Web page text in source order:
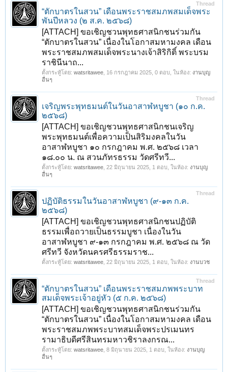
Thread
“ตักบาตรในสวน” เดือนพระราชสมภพสมเด็จพระ
พันปีหลวง (๒ ส.ค. ๒๕๖๘)
[ATTACH] ขอเชิญชวนพุทธศาสนิกชนร่วมกัน
“ตักบาตรในสวน” เนื่องในโอกาสมหามงคล เดือน
พระราชสมภพสมเด็จพระนางเจ้าสิริกิติ์ พระบรม
ราชินีนาถ...
ตั้งกระทู้โดย: watsritawee 16 กรกฎาคม 2025 , 0 ตอบ, ในห้อง: งานบุญ
อื่นๆ
Thread
เจริญพระพุทธมนต์ในวันอาสาฬหบูชา (๑๐ ก.ค.
๒๕๖๘)
[ATTACH] ขอเชิญชวนพุทธศาสนิกชนเจริญ
พระพุทธมนต์เพื่อความเป็นสิริมงคลในวัน
อาสาฬหบูชา ๑๐ กรกฎาคม พ.ศ. ๒๕๖๘ เวลา
๑๘.๐๐ น. ณ สวนภัทรธรรม วัดศรีทวี...
ตั้งกระทู้โดย: watsritawee 22 มิถุนายน 2025 , 1 ตอบ, ในห้อง: งานบุญ
อื่นๆ
Thread
ปฏิบัติธรรมในวันอาสาฬหบูชา (๙-๑๓ ก.ค.
๒๕๖๘)
[ATTACH] ขอเชิญชวนพุทธศาสนิกชนปฏิบัติ
ธรรมเพื่อถวายเป็นธรรมบูชา เนื่องในวัน
อาสาฬหบูชา ๙-๑๓ กรกฎาคม พ.ศ. ๒๕๖๘ ณ วัด
ศรีทวี จังหวัดนครศรีธรรมราช...
ตั้งกระทู้โดย: watsritawee 22 มิถุนายน 2025 , 1 ตอบ, ในห้อง: งานบวช
Thread
“ตักบาตรในสวน” เดือนพระราชสมภพพระบาท
สมเด็จพระเจ้าอยู่หัว (๕ ก.ค. ๒๕๖๘)
[ATTACH] ขอเชิญชวนพุทธศาสนิกชนร่วมกัน
“ตักบาตรในสวน” เนื่องในโอกาสมหามงคล เดือน
พระราชสมภพพระบาทสมเด็จพระปรเมนทร
รามาธิบดีศรีสินทรมหาวชิราลงกรณ...
ตั้งกระทู้โดย: watsritawee 8 มิถุนายน 2025 , 1 ตอบ, ในห้อง: งานบุญ
อื่นๆ